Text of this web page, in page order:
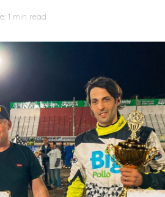
1 min read